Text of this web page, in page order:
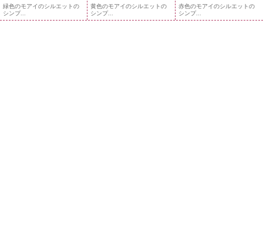
緑色のモアイのシルエットの
シンプ...
黄色のモアイのシルエットの
シンプ...
赤色のモアイのシルエットの
シンプ...